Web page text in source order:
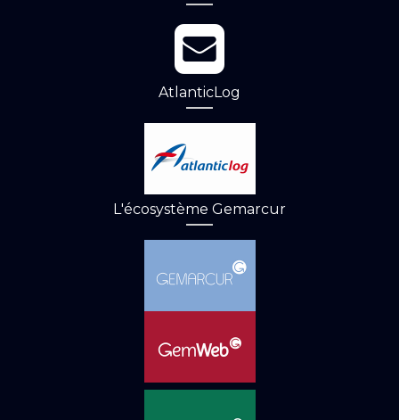
AtlanticLog
L'écosystème Gemarcur